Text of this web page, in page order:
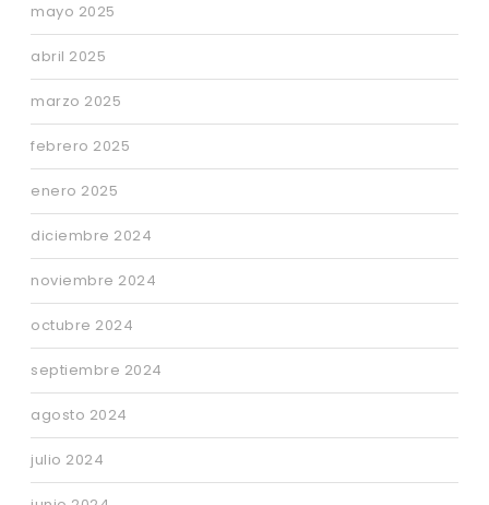
mayo 2025
abril 2025
marzo 2025
febrero 2025
enero 2025
diciembre 2024
noviembre 2024
octubre 2024
septiembre 2024
agosto 2024
julio 2024